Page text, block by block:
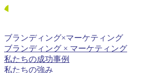
ブランディング×マーケティング
ブランディング × マーケティング
私たちの成功事例
私たちの強み